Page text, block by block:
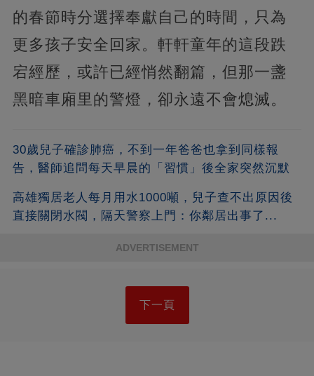
的春節時分選擇奉獻自己的時間，只為
更多孩子安全回家。軒軒童年的這段跌
宕經歷，或許已經悄然翻篇，但那一盞
黑暗車廂里的警燈，卻永遠不會熄滅。
30歲兒子確診肺癌，不到一年爸爸也拿到同樣報
告，醫師追問每天早晨的「習慣」後全家突然沉默
高雄獨居老人每月用水1000噸，兒子查不出原因後
直接關閉水閥，隔天警察上門：你鄰居出事了...
ADVERTISEMENT
下一頁